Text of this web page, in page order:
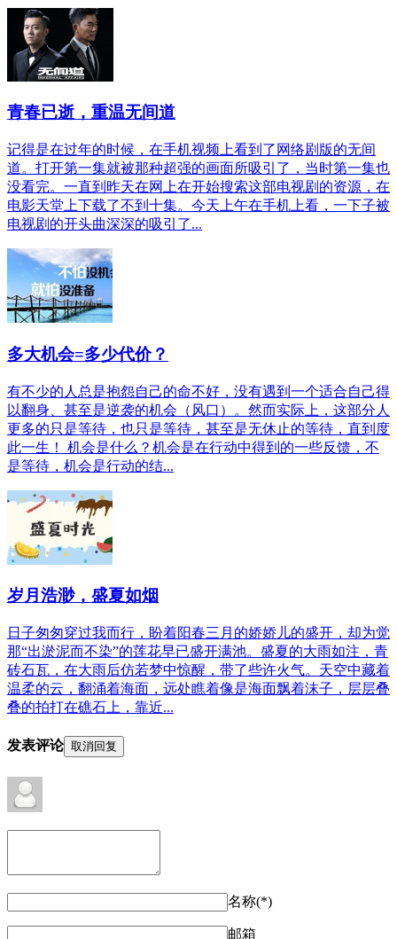
青春已逝，重温无间道
记得是在过年的时候，在手机视频上看到了网络剧版的无间
道。打开第一集就被那种超强的画面所吸引了，当时第一集也
没看完。一直到昨天在网上在开始搜索这部电视剧的资源，在
电影天堂上下载了不到十集。今天上午在手机上看，一下子被
电视剧的开头曲深深的吸引了...
多大机会=多少代价？
有不少的人总是抱怨自己的命不好，没有遇到一个适合自己得
以翻身、甚至是逆袭的机会（风口）。然而实际上，这部分人
更多的只是等待，也只是等待，甚至是无休止的等待，直到度
此一生！ 机会是什么？机会是在行动中得到的一些反馈，不
是等待，机会是行动的结...
岁月浩渺，盛夏如烟
日子匆匆穿过我而行，盼着阳春三月的娇娇儿的盛开，却为觉
那“出淤泥而不染”的莲花早已盛开满池。盛夏的大雨如注，青
砖石瓦，在大雨后仿若梦中惊醒，带了些许火气。天空中藏着
温柔的云，翻涌着海面，远处瞧着像是海面飘着沫子，层层叠
叠的拍打在礁石上，靠近...
发表评论 取消回复
名称(*)
邮箱